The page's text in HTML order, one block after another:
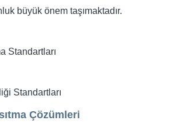
büyük önem taşımaktadır.
Standartları
Standartları
Çözümleri